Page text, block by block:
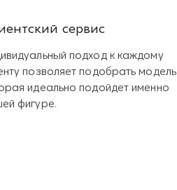
сервис
подход к каждому
позволяет подобрать модель,
идеально подойдет именно
фигуре.